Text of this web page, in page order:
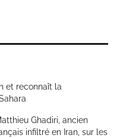
et reconnaît la
Ghadiri, ancien
infiltré en Iran, sur les